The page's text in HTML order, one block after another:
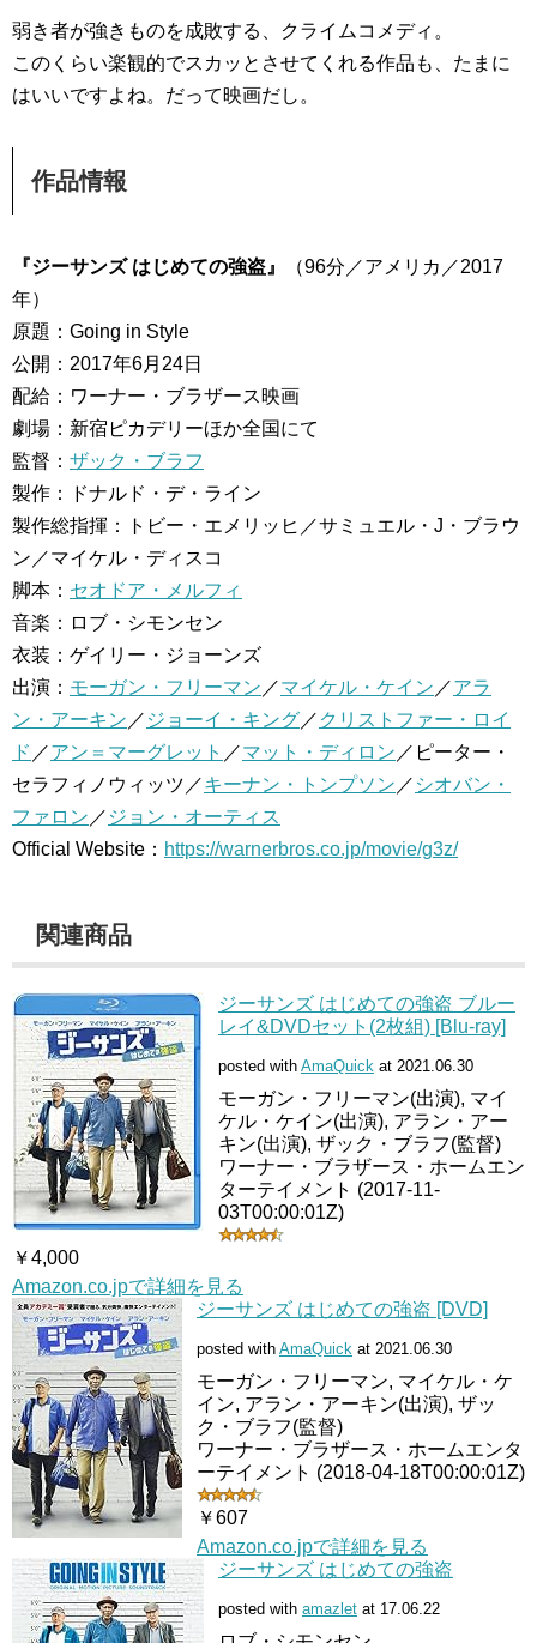
弱き者が強きものを成敗する、クライムコメディ。
このくらい楽観的でスカッとさせてくれる作品も、たまに
はいいですよね。だって映画だし。
作品情報
『ジーサンズ はじめての強盗』
（96分／アメリカ／2017
年）
原題：Going in Style
公開：2017年6月24日
配給：ワーナー・ブラザース映画
劇場：新宿ピカデリーほか全国にて
監督： ザック・ブラフ
製作：ドナルド・デ・ライン
製作総指揮：トビー・エメリッヒ／サミュエル・J・ブラウ
ン／マイケル・ディスコ
脚本： セオドア・メルフィ
音楽：ロブ・シモンセン
衣装：ゲイリー・ジョーンズ
出演： モーガン・フリーマン ／マイケル・ケイン ／アラ
ン・アーキン ／ ジョーイ・キング／ クリストファー・ロイ
ド ／アン＝マーグレット ／マット・ディロン ／ピーター・
セラフィノウィッツ／キーナン・トンプソン ／ シオバン・
ファロン ／ ジョン・オーティス
Official Website： https://warnerbros.co.jp/movie/g3z/
関連商品
ジーサンズ はじめての強盗 ブルー
レイ&DVDセット(2枚組) [Blu-ray]
posted with AmaQuick at 2021.06.30
モーガン・フリーマン(出演), マイ
ケル・ケイン(出演), アラン・アー
キン(出演), ザック・ブラフ(監督)
ワーナー・ブラザース・ホームエン
ターテイメント (2017-11-
03T00:00:01Z)
￥4,000
Amazon.co.jpで詳細を見る
ジーサンズ はじめての強盗 [DVD]
posted with AmaQuick at 2021.06.30
モーガン・フリーマン, マイケル・ケ
イン, アラン・アーキン(出演), ザッ
ク・ブラフ(監督)
ワーナー・ブラザース・ホームエンタ
ーテイメント (2018-04-18T00:00:01Z)
￥607
Amazon.co.jpで詳細を見る
ジーサンズ はじめての強盗
posted with amazlet at 17.06.22